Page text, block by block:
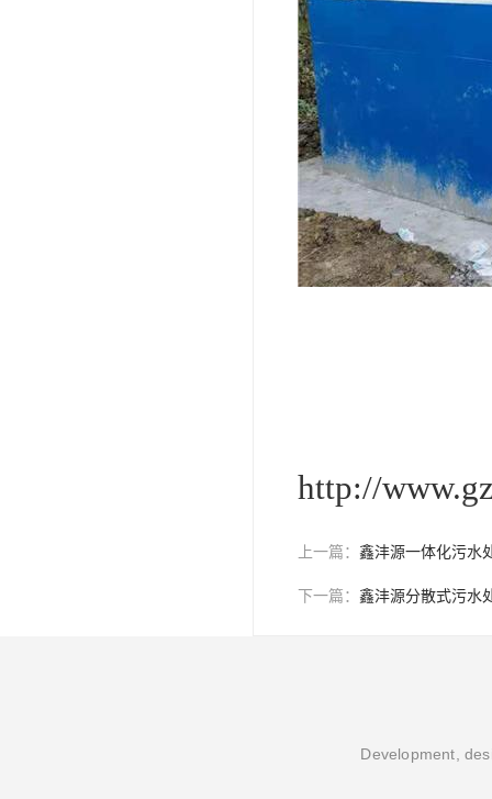
http://
上一篇： 鑫沣源一体化污水
下一篇： 鑫沣源分散式污水
Development,